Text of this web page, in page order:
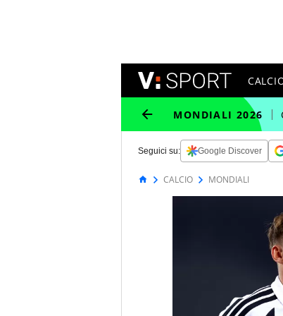
MONDIALI 2026
Seguici su: Google Discover
CALCIO MONDIALI